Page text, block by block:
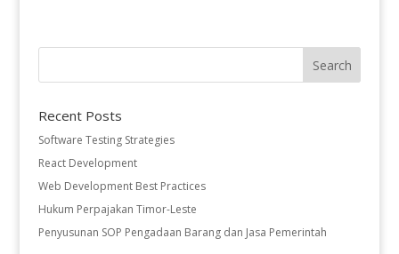
Recent Posts
Software Testing Strategies
React Development
Web Development Best Practices
Hukum Perpajakan Timor-Leste
Penyusunan SOP Pengadaan Barang dan Jasa Pemerintah